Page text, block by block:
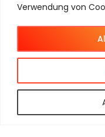
Verwendung von
© 2025